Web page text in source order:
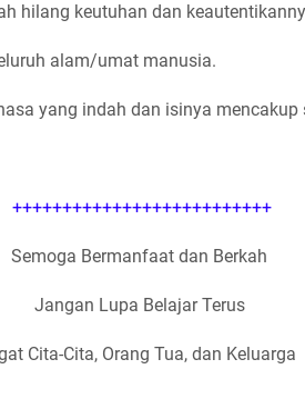
hilang keutuhan dan
alam/umat manusia.
yang indah dan isinya mencakup
++++++++++++++++++++++++++
Semoga Bermanfaat dan Berkah
Jangan Lupa Belajar Terus
Cita-Cita, Orang Tua, dan Keluarga